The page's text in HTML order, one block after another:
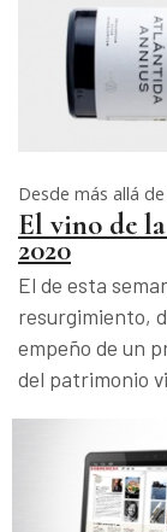
Desde más allá
El vino de
2020
El de esta
resurgimiento,
empeño de un
del patrimonio